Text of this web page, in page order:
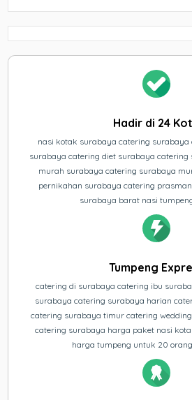
Hadir di 24
nasi kotak surabaya catering surabaya
surabaya catering diet surabaya catering
murah surabaya catering surabaya
pernikahan surabaya catering
surabaya barat nasi
Tumpeng
catering di surabaya catering ibu
surabaya catering surabaya harian
catering surabaya timur catering
catering surabaya harga paket nasi
harga tumpeng untuk 20